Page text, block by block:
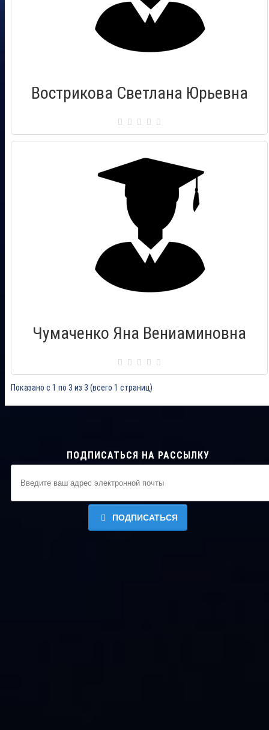
Вострикова Светлана Юрьевна
Сертификат: 004663
Город: Находка (Приморский край)
Чумаченко Яна Вениаминовна
Сертификат: 00733823
Город: Находка (Приморский край)
Дата выдачи: 17.09.2016
Показано с 1 по 3 из 3 (всего 1 страниц)
ПОДПИСАТЬСЯ НА РАССЫЛКУ
ПОДПИСАТЬСЯ